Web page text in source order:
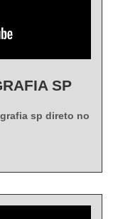
SP
sp direto no